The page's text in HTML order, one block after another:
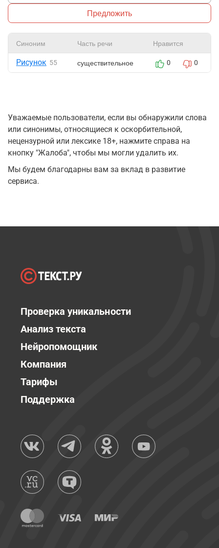
Предложить
Синоним Часть речи Нравится
Рисунок 55 существительное 0 0
Уважаемые пользователи, если вы обнаружили слова
или синонимы, относящиеся к оскорбительной,
нецензурной или лексике 18+, нажмите справа на
кнопку "Жалоба", чтобы мы могли удалить их.
Мы будем благодарны вам за вклад в развитие
сервиса.
Проверка уникальности
Анализ текста
Нейропомощник
Компания
Тарифы
Поддержка